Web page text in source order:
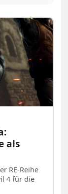
als
RE-Reihe
4 für die